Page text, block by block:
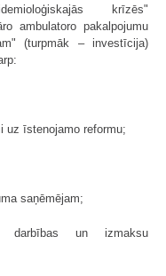
krīzēs"
ambulatoro pakalpojumu
(turpmāk – investīcija)
uz īstenojamo reformu;
saņēmējam;
darbības un izmaksu